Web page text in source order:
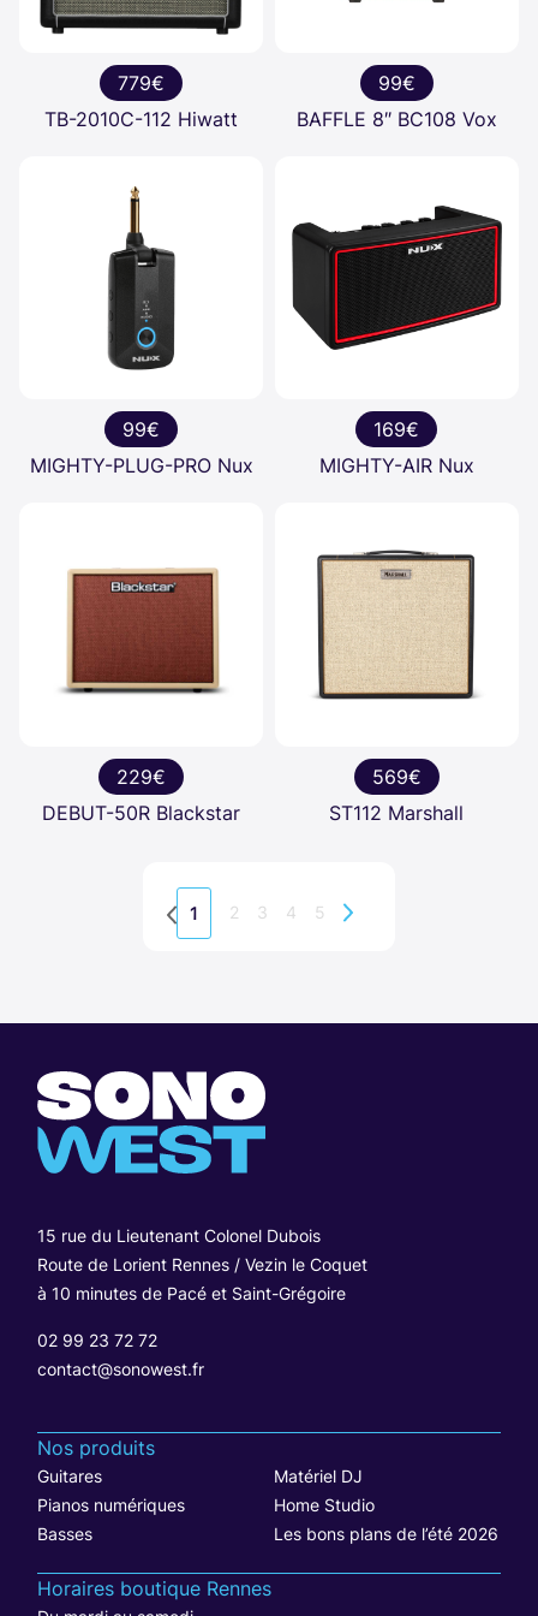
779€
TB-2010C-112 Hiwatt
99€
BAFFLE 8″ BC108 Vox
99€
MIGHTY-PLUG-PRO Nux
169€
MIGHTY-AIR Nux
229€
DEBUT-50R Blackstar
569€
ST112 Marshall
1 2 3 4 5
15 rue du Lieutenant Colonel Dubois
Route de Lorient Rennes / Vezin le Coquet
à 10 minutes de Pacé et Saint-Grégoire
02 99 23 72 72
contact@sonowest.fr
Nos produits
Guitares
Matériel DJ
Pianos numériques
Home Studio
Basses
Les bons plans de l’été 2026
Horaires boutique Rennes